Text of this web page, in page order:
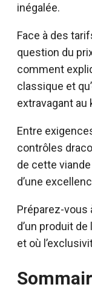
inégalée.
Face à des
question du
comment
classique et
extravagant au
Entre
contrôles
de cette
d’une
Préparez-vous
d’un produit
et où